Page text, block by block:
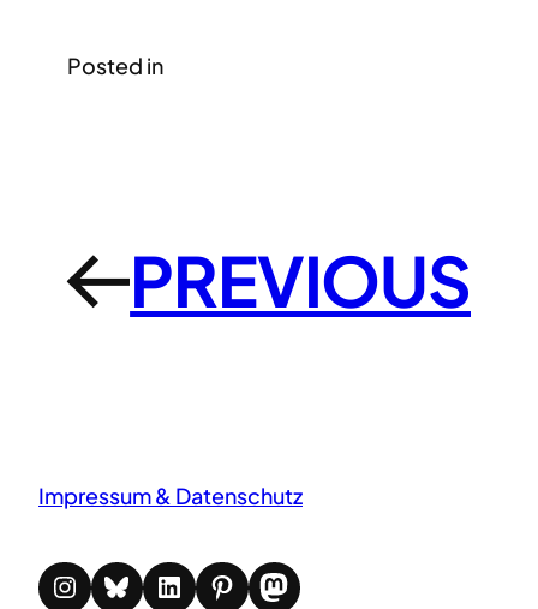
Posted in
←PREVIOUS
Impressum & Datenschutz
Instagram Bluesky LinkedIn Pinterest Mastodon